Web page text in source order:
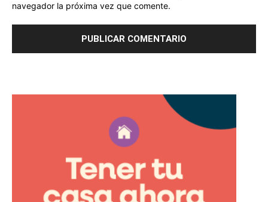
navegador la próxima vez que comente.